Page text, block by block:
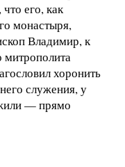
его, как
монастыря,
Владимир, к
хоронить
служения, у
— прямо